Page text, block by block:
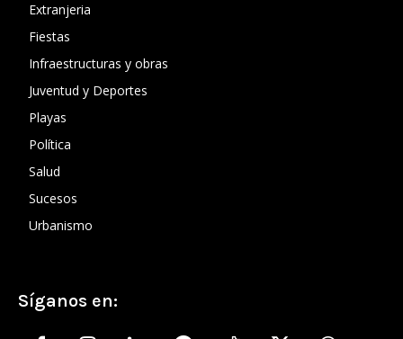
Extranjeria
Fiestas
Infraestructuras y obras
Juventud y Deportes
Playas
Política
Salud
Sucesos
Urbanismo
Síganos en: